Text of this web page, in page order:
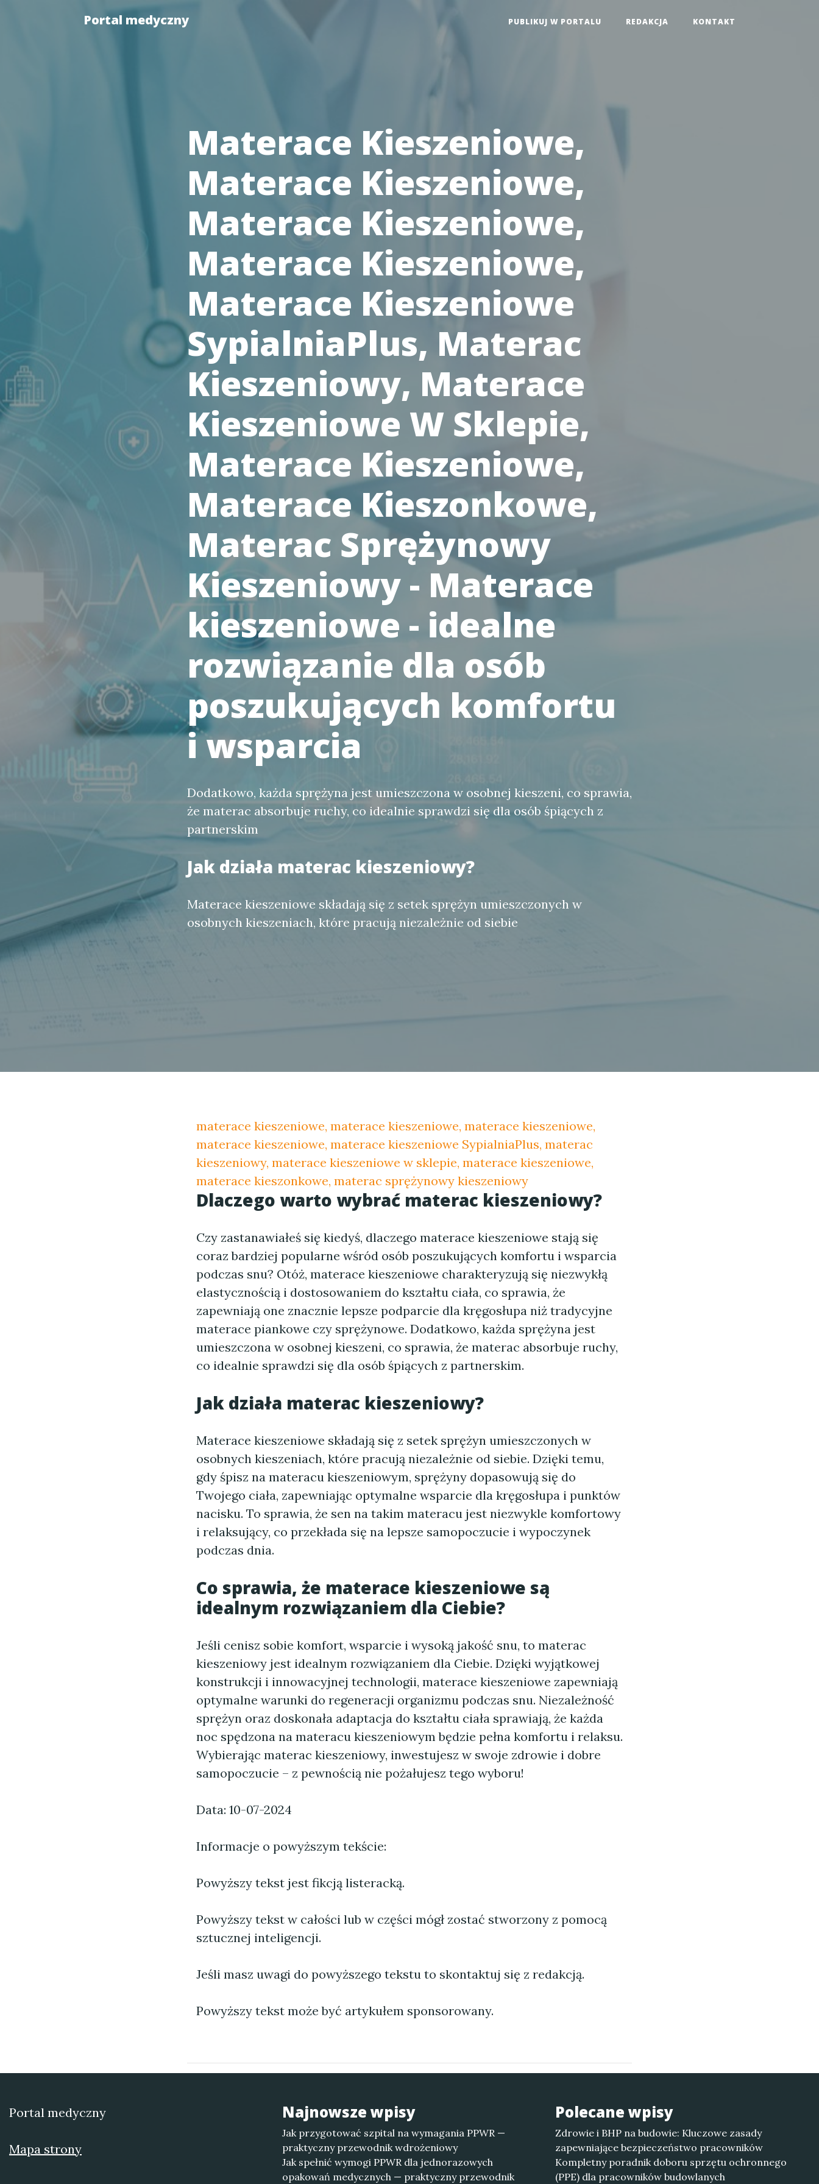
Portal medyczny PUBLIKUJ W PORTALU REDAKCJA KONTAKT
Materace Kieszeniowe,
Materace Kieszeniowe,
Materace Kieszeniowe,
Materace Kieszeniowe,
Materace Kieszeniowe
SypialniaPlus, Materac
Kieszeniowy, Materace
Kieszeniowe W Sklepie,
Materace Kieszeniowe,
Materace Kieszonkowe,
Materac Sprężynowy
Kieszeniowy - Materace
kieszeniowe - idealne
rozwiązanie dla osób
poszukujących komfortu
i wsparcia
Dodatkowo, każda sprężyna jest umieszczona w osobnej kieszeni, co sprawia,
że materac absorbuje ruchy, co idealnie sprawdzi się dla osób śpiących z
partnerskim
Jak działa materac kieszeniowy?
Materace kieszeniowe składają się z setek sprężyn umieszczonych w
osobnych kieszeniach, które pracują niezależnie od siebie
materace kieszeniowe, materace kieszeniowe, materace kieszeniowe,
materace kieszeniowe, materace kieszeniowe SypialniaPlus, materac
kieszeniowy, materace kieszeniowe w sklepie, materace kieszeniowe,
materace kieszonkowe, materac sprężynowy kieszeniowy
Dlaczego warto wybrać materac kieszeniowy?
Czy zastanawiałeś się kiedyś, dlaczego materace kieszeniowe stają się
coraz bardziej popularne wśród osób poszukujących komfortu i wsparcia
podczas snu? Otóż, materace kieszeniowe charakteryzują się niezwykłą
elastycznością i dostosowaniem do kształtu ciała, co sprawia, że
zapewniają one znacznie lepsze podparcie dla kręgosłupa niż tradycyjne
materace piankowe czy sprężynowe. Dodatkowo, każda sprężyna jest
umieszczona w osobnej kieszeni, co sprawia, że materac absorbuje ruchy,
co idealnie sprawdzi się dla osób śpiących z partnerskim.
Jak działa materac kieszeniowy?
Materace kieszeniowe składają się z setek sprężyn umieszczonych w
osobnych kieszeniach, które pracują niezależnie od siebie. Dzięki temu,
gdy śpisz na materacu kieszeniowym, sprężyny dopasowują się do
Twojego ciała, zapewniając optymalne wsparcie dla kręgosłupa i punktów
nacisku. To sprawia, że sen na takim materacu jest niezwykle komfortowy
i relaksujący, co przekłada się na lepsze samopoczucie i wypoczynek
podczas dnia.
Co sprawia, że materace kieszeniowe są
idealnym rozwiązaniem dla Ciebie?
Jeśli cenisz sobie komfort, wsparcie i wysoką jakość snu, to materac
kieszeniowy jest idealnym rozwiązaniem dla Ciebie. Dzięki wyjątkowej
konstrukcji i innowacyjnej technologii, materace kieszeniowe zapewniają
optymalne warunki do regeneracji organizmu podczas snu. Niezależność
sprężyn oraz doskonała adaptacja do kształtu ciała sprawiają, że każda
noc spędzona na materacu kieszeniowym będzie pełna komfortu i relaksu.
Wybierając materac kieszeniowy, inwestujesz w swoje zdrowie i dobre
samopoczucie – z pewnością nie pożałujesz tego wyboru!
Data: 10-07-2024
Informacje o powyższym tekście:
Powyższy tekst jest fikcją listeracką.
Powyższy tekst w całości lub w części mógł zostać stworzony z pomocą
sztucznej inteligencji.
Jeśli masz uwagi do powyższego tekstu to skontaktuj się z redakcją.
Powyższy tekst może być artykułem sponsorowany.
Portal medyczny
Mapa strony
Najnowsze wpisy
Jak przygotować szpital na wymagania PPWR —
praktyczny przewodnik wdrożeniowy
Jak spełnić wymogi PPWR dla jednorazowych
opakowań medycznych — praktyczny przewodnik
Polecane wpisy
Zdrowie i BHP na budowie: Kluczowe zasady
zapewniające bezpieczeństwo pracowników
Kompletny poradnik doboru sprzętu ochronnego
(PPE) dla pracowników budowlanych